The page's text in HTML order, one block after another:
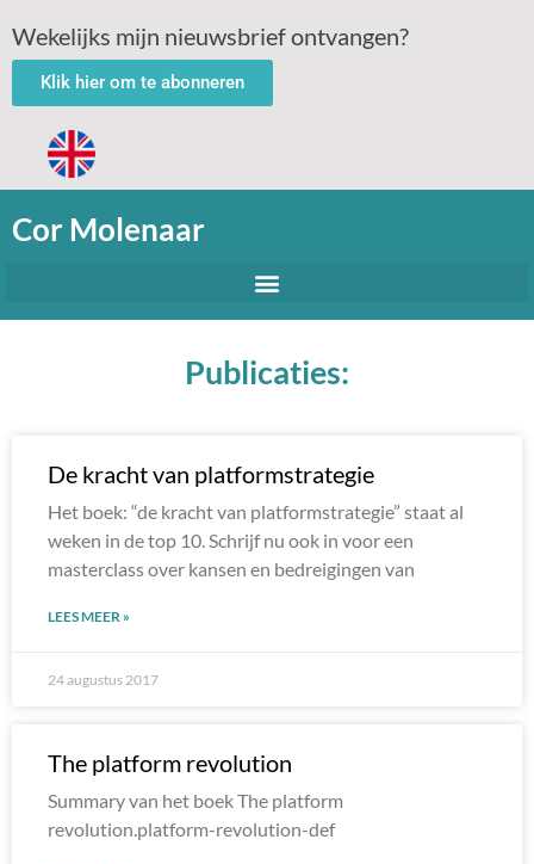
Wekelijks mijn nieuwsbrief ontvangen?
Klik hier om te abonneren
Cor Molenaar
Publicaties:
De kracht van platformstrategie
Het boek: “de kracht van platformstrategie” staat al
weken in de top 10. Schrijf nu ook in voor een
masterclass over kansen en bedreigingen van
LEES MEER »
24 augustus 2017
The platform revolution
Summary van het boek The platform
revolution.platform-revolution-def